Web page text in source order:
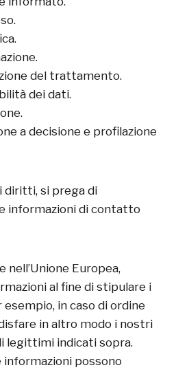
del trattamento.
dei dati.
a decisione e profilazione
diritti, si prega di
informazioni di contatto
nell’Unione Europea,
al fine di stipulare i
in caso di ordine
in altro modo i nostri
legittimi indicati sopra.
informazioni possono